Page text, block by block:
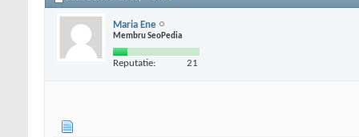
Maria Ene
Membru SeoPedia
Reputatie: 21